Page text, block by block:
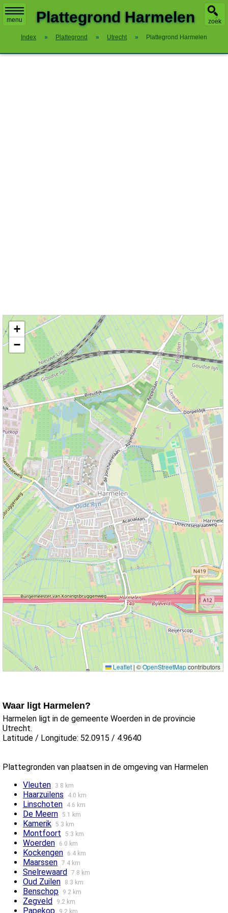
menu zoek
Plattegrond Harmelen
Index » Plattegrond » Utrecht » Plattegrond Harmelen
Kaart / Plattegrond Harmelen centrum
+
−
Leaflet | ©OpenStreetMapcontributors
Waar ligt Harmelen?
Harmelen ligt in de gemeente Woerden in de provincie
Utrecht.
Latitude / Longitude: 52.0915 / 4.9640
Plattegronden van plaatsen in de omgeving van Harmelen
Vleuten
3.8 km
Haarzuilens 4.0 km
Linschoten 4.6 km
De Meern 5.1 km
Kamerik 5.3 km
Montfoort 5.3 km
Woerden 6.0 km
Kockengen 6.4 km
Maarssen 7.4 km
Snelrewaard 7.8 km
Oud Zuilen 8.3 km
Benschop 9.2 km
Zegveld 9.2 km
Papekop 9.2 km